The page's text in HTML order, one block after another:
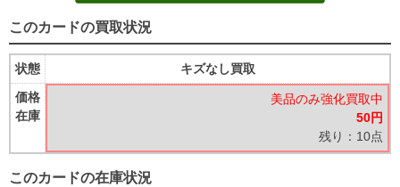
このカードの買取状況
状態
価格
在庫
キズなし買取
美品のみ強化買取中
50円
残り：10点
このカードの在庫状況